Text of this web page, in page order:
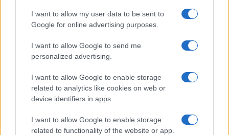
I want to allow my user data to be sent to
Google for online advertising purposes.
I want to allow Google to send me
personalized advertising.
I want to allow Google to enable storage
related to analytics like cookies on web or
device identifiers in apps.
I want to allow Google to enable storage
related to functionality of the website or app.
PIÙ LETTI
Molin in vista dell’Olimpia: “Il feeling è positivo, la
squadra è cresciuta”
FIBA U16 EuroBasket 2026: la formazione italiana e le
Camp Estivo di Basket: Divertimento e Apprendimento